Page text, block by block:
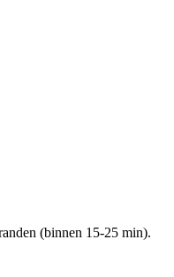
(binnen 15-25 min).